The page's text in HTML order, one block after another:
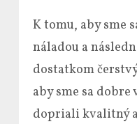
K tomu, aby sme
náladou a
dostatkom
aby sme sa
dopriali kvalitný